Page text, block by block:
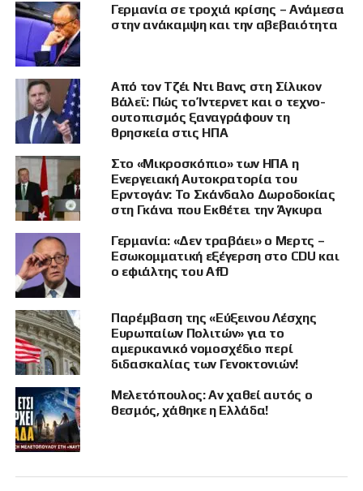
στη Γερμανία, εν μέρει επειδή τα στελέχη του
ανησυχούν ότι η Ρωσία θα το θεωρήσει ως
κλιμάκωση, σύμφωνα με σημερινό δημοσίευμα
του Politico.
Αμερικανοί αξιωματούχοι φοβούνται ότι η
Μόσχα θα προχωρήσει σε αντίποινα εάν η
κυβέρνηση του Αμερικανού προέδρου
Ντόναλντ Τραμπ υλοποιήσει την προσπάθεια
ανάπτυξης πυραύλων ακριβείας στο κέντρο
της ευρωπαϊκής ηπείρου, αναφέρει το
δημοσίευμα, επικαλούμενο δύο Ευρωπαίους
αξιωματούχους και έναν Αμερικανό.
Το πρακτορείο Reuters σημείωσε ότι δεν ήταν
σε θέση να επιβεβαιώσει τις πληροφορίες
αυτές.
ΣΧΕΤΙΚΆ ΘΈΜΑΤΑ
TOMAHAWK
ΓΕΡΜΑΝΊΑ
ΗΠΑ ΠΕΝΤΑΓΩΝΟ
ΧΑΚ
Γερμανία σε τροχιά κρίσης – Ανάμεσα
στην ανάκαμψη και την αβεβαιότητα
Από τον Τζέι Ντι Βανς στη Σίλικον
Βάλεϊ: Πώς το Ίντερνετ και ο τεχνο-
ουτοπισμός ξαναγράφουν τη
θρησκεία στις ΗΠΑ
Στο «Μικροσκόπιο» των ΗΠΑ η
Ενεργειακή Αυτοκρατορία του
Ερντογάν: Το Σκάνδαλο Δωροδοκίας
στη Γκάνα που Εκθέτει την Άγκυρα
Γερμανία: «Δεν τραβάει» ο Μερτς –
Εσωκομματική εξέγερση στο CDU και
ο εφιάλτης του AfD
Παρέμβαση της «Εύξεινου Λέσχης
Ευρωπαίων Πολιτών» για το
αμερικανικό νομοσχέδιο περί
διδασκαλίας των Γενοκτονιών!
Μελετόπουλος: Αν χαθεί αυτός ο
θεσμός, χάθηκε η Ελλάδα!